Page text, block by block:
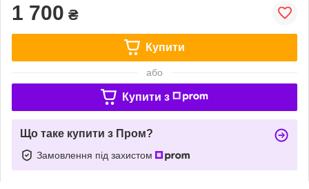
1 700 ₴
Купити
або
Купити з
Що таке купити з Пром?
Замовлення під захистом